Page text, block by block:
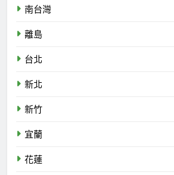
南台灣
離島
台北
新北
新竹
宜蘭
花蓮